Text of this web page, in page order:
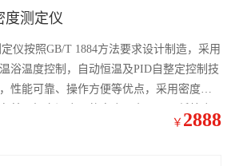
度测定仪
仪按照GB/T 1884方法要求设计制造，采用
浴温度控制，自动恒温及PID自整定控制技
性能可靠、操作方便等优点，采用密度计
某一恒定温度下的密度，主要用于低粘度
广泛应用于石油、化工、电力、商检、高
￥ 2888